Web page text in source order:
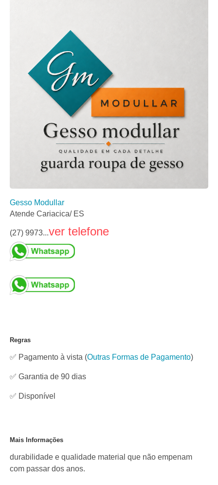
Gesso Modullar
Atende Cariacica/ ES
(27) 9973...ver telefone
Regras
✅ Pagamento à vista (Outras Formas de Pagamento)
✅ Garantia de 90 dias
✅ Disponível
Mais Informações
durabilidade e qualidade material que não empenam
com passar dos anos.